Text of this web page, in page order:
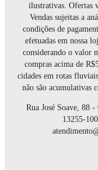
ilustrativas. Ofertas
Vendas sujeitas a
condições de
efetuadas em nossa
considerando o valor
compras acima de
cidades em rotas
não são acumulativas
Rua José Soave, 88
13255-